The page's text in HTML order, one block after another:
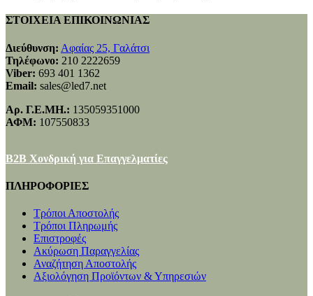
ΣΤΟΙΧΕΙΑ ΕΠΙΚΟΙΝΩΝΙΑΣ
Διεύθυνση: Αφαίας 25, Γαλάτσι
Τηλέφωνο: 210 2222659
Viber: 693 401 1362
Email: sales@led7.net
Αρ. Γ.Ε.ΜΗ.: 135059351000
ΑΦΜ: 107550833
B2B Χονδρική για Επαγγελματίες
ΠΛΗΡΟΦΟΡΙΕΣ
Τρόποι Αποστολής
Τρόποι Πληρωμής
Επιστροφές
Ακύρωση Παραγγελίας
Αναζήτηση Αποστολής
Αξιολόγηση Προϊόντων & Υπηρεσιών